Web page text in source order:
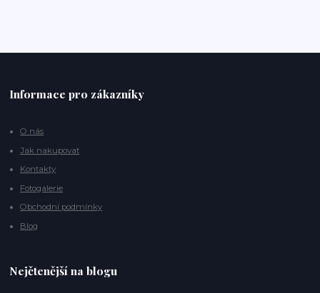
Informace pro zákazníky
O nás
Jak nakupovat
Kontakty
Fotogalerie
Obchodní podmínky
Blog
Nejčtenější na blogu